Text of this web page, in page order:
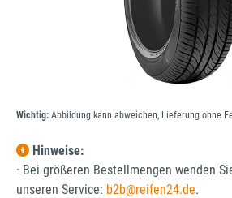
Wichtig: Abbildung kann abweichen, Lieferung ohne
Hinweise:
· Bei größeren Bestellmengen wenden
unseren Service: b2b@reifen24.de.